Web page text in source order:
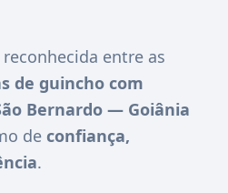
reconhecida entre as
de guincho com
Bernardo — Goiânia
de confiança,
.